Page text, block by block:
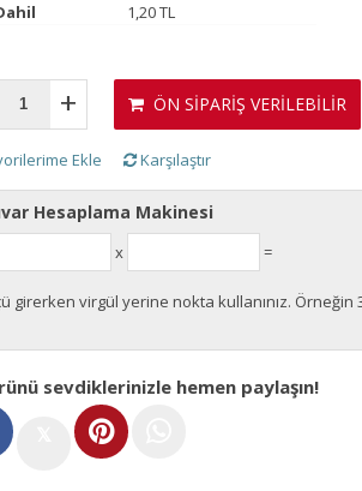
1,20 TL
+
Ekle Karşılaştır
Hesaplama Makinesi
x =
girerken virgül yerine nokta kullanınız. Örneğin
ÖN SİPARİŞ VERİLEBİLİR
sevdiklerinizle hemen paylaşın!